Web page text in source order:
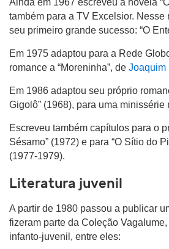
Ainda em 1967 escreveu a novela
também para a TV Excelsior. Nesse
seu primeiro grande sucesso: “O
Em 1975 adaptou para a Rede
romance a “Moreninha”, de Joaquim
Em 1986 adaptou seu próprio
Gigolô” (1968), para uma minissérie
Escreveu também capítulos para o
Sésamo” (1972) e para “O Sítio do
(1977-1979).
Literatura juvenil
A partir de 1980 passou a publicar
fizeram parte da Coleção
infanto-juvenil, entre eles: